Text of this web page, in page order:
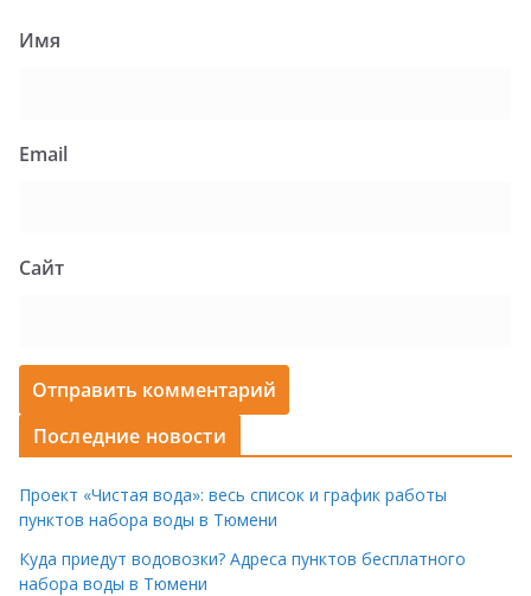
Имя
Email
Сайт
Последние новости
Проект «Чистая вода»: весь список и график работы
пунктов набора воды в Тюмени
Куда приедут водовозки? Адреса пунктов бесплатного
набора воды в Тюмени